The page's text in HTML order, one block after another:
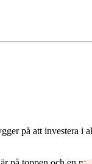
på att investera